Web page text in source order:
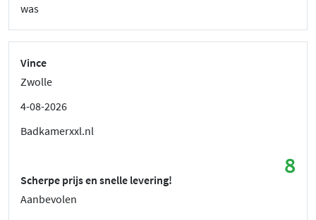
was
Vince
Zwolle
4-08-2026
Badkamerxxl.nl
8
Scherpe prijs en snelle levering!
Aanbevolen